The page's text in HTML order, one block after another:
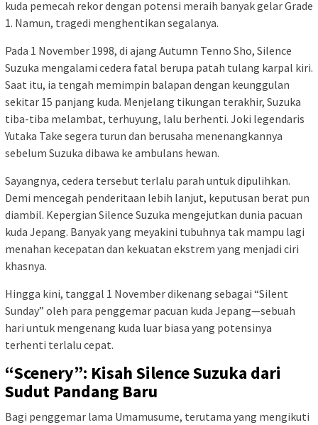
kuda pemecah rekor dengan potensi meraih banyak gelar Grade
1. Namun, tragedi menghentikan segalanya.
Pada 1 November 1998, di ajang Autumn Tenno Sho, Silence
Suzuka mengalami cedera fatal berupa patah tulang karpal kiri.
Saat itu, ia tengah memimpin balapan dengan keunggulan
sekitar 15 panjang kuda. Menjelang tikungan terakhir, Suzuka
tiba-tiba melambat, terhuyung, lalu berhenti. Joki legendaris
Yutaka Take segera turun dan berusaha menenangkannya
sebelum Suzuka dibawa ke ambulans hewan.
Sayangnya, cedera tersebut terlalu parah untuk dipulihkan.
Demi mencegah penderitaan lebih lanjut, keputusan berat pun
diambil. Kepergian Silence Suzuka mengejutkan dunia pacuan
kuda Jepang. Banyak yang meyakini tubuhnya tak mampu lagi
menahan kecepatan dan kekuatan ekstrem yang menjadi ciri
khasnya.
Hingga kini, tanggal 1 November dikenang sebagai “Silent
Sunday” oleh para penggemar pacuan kuda Jepang—sebuah
hari untuk mengenang kuda luar biasa yang potensinya
terhenti terlalu cepat.
“Scenery”: Kisah Silence Suzuka dari
Sudut Pandang Baru
Bagi penggemar lama Umamusume, terutama yang mengikuti